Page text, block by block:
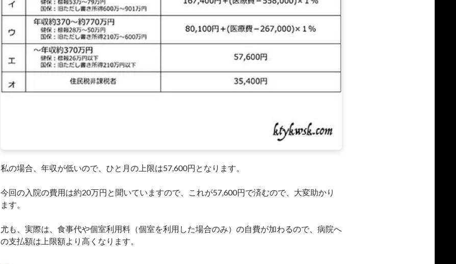
私の場合、年収が低いので、ひと月の上限は57,600円となります。
今回の入院の費用は約20万円と聞いていますので、これが57,600円で済むので、大変助かり
ます。
尤も、実際は、食事代や個室利用料（個室を利用した場合のみ）の自費が加わるので、病院へ
の支払額は上限額より高くなります。